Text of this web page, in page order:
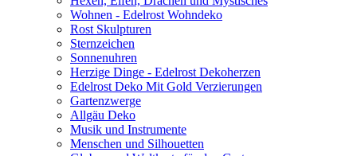
Wohnen - Edelrost Wohndeko
Rost Skulpturen
Sternzeichen
Sonnenuhren
Herzige Dinge - Edelrost Dekoherzen
Edelrost Deko Mit Gold Verzierungen
Gartenzwerge
Allgäu Deko
Musik und Instrumente
Menschen und Silhouetten